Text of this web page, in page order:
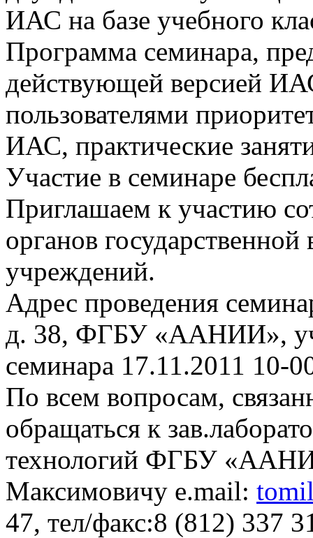
ИАС на базе учебного
Программа семинара,
действующей версией
пользователями
ИАС, практические
Участие в семинаре
Приглашаем к участию
органов
учреждений.
Адрес проведения
д. 38, ФГБУ «ААНИИ»,
семинара 17.11.2011 10-
По всем вопросам,
обращаться к
технологий ФГБУ
Максимовичу e.mail:
47, тел/факс:8 (812) 337